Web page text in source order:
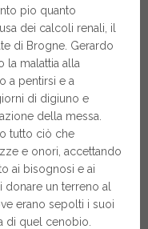
pio quanto
dei calcoli renali, il
di Brogne. Gerardo
la malattia alla
a pentirsi e a
di digiuno e
della messa.
tutto ciò che
e onori, accettando
ai bisognosi e ai
un terreno al
erano sepolti i suoi
di quel cenobio.